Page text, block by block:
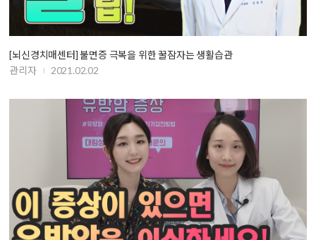
[뇌신경치매센터] 불면증 극복을 위한 꿀잠자는 생활습관
관리자
2021.02.02